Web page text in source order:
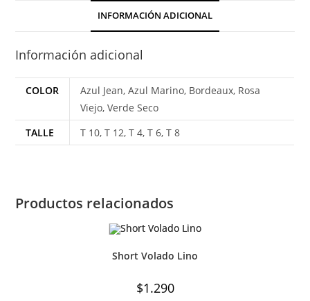
INFORMACIÓN ADICIONAL
Información adicional
COLOR
Azul Jean, Azul Marino, Bordeaux, Rosa
Viejo, Verde Seco
TALLE
T 10, T 12, T 4, T 6, T 8
Productos relacionados
Short Volado Lino
$1.290